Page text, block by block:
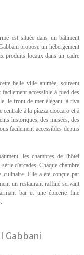
est située dans un bâtiment
propose un hébergement
produits locaux dans un cadre
belle ville animée, souvent
accessible à pied des
le front de mer élégant. à riva
à la piazza cioccaro et à
historiques, des musées, des
facilement accessibles depuis
les chambres de l'hôtel
d'arcades. Chaque chambre
culinaire. Elle a été conçue par
un restaurant raffiné servant
bar et une épicerie fine
Gabbani